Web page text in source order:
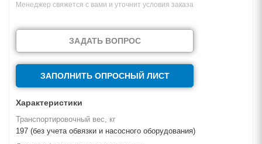
Менеджер свяжется с вами и уточнит условия заказа
ЗАДАТЬ ВОПРОС
ЗАПОЛНИТЬ ОПРОСНЫЙ ЛИСТ
Характеристики
Транспортировочный вес, кг
197 (без учета обвязки и насосного оборудования)